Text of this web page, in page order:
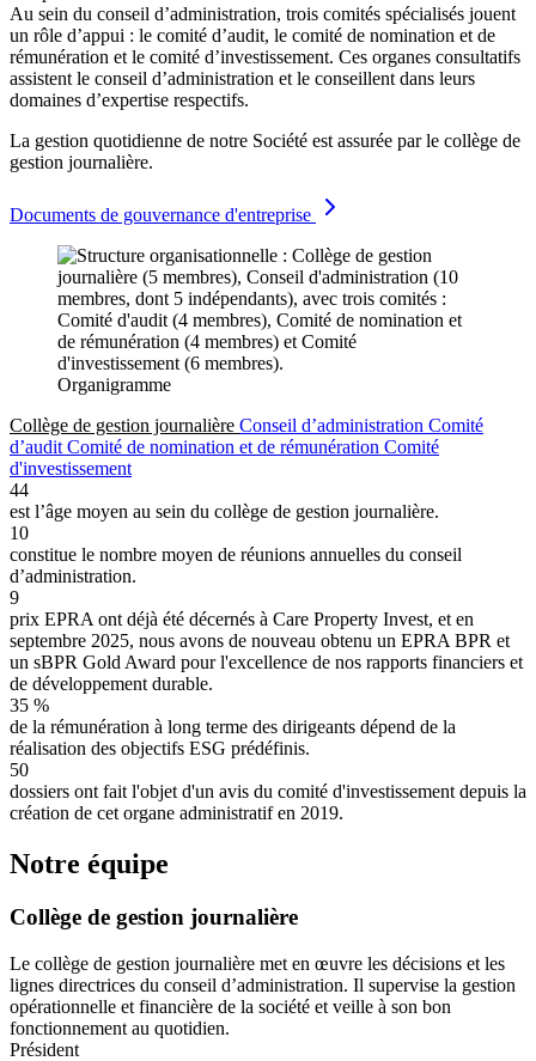
Au sein du conseil d’administration, trois comités spécialisés jouent
un rôle d’appui : le comité d’audit, le comité de nomination et de
rémunération et le comité d’investissement. Ces organes consultatifs
assistent le conseil d’administration et le conseillent dans leurs
domaines d’expertise respectifs.
La gestion quotidienne de notre Société est assurée par le collège de
gestion journalière.
Documents de gouvernance d'entreprise
Organigramme
Collège de gestion journalière Conseil d’administration Comité
d’auditComité de nomination et de rémunération Comité
d'investissement
44
est l’âge moyen au sein du collège de gestion journalière.
10
constitue le nombre moyen de réunions annuelles du conseil
d’administration.
9
prix EPRA ont déjà été décernés à Care Property Invest, et en
septembre 2025, nous avons de nouveau obtenu un EPRA BPR et
un sBPR Gold Award pour l'excellence de nos rapports financiers et
de développement durable.
35 %
de la rémunération à long terme des dirigeants dépend de la
réalisation des objectifs ESG prédéfinis.
50
dossiers ont fait l'objet d'un avis du comité d'investissement depuis la
création de cet organe administratif en 2019.
Notre équipe
Collège de gestion journalière
Le collège de gestion journalière met en œuvre les décisions et les
lignes directrices du conseil d’administration. Il supervise la gestion
opérationnelle et financière de la société et veille à son bon
fonctionnement au quotidien.
Président